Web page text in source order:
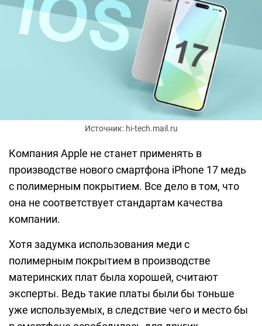
Источник: hi-tech.mail.ru
Компания Apple не станет применять в
производстве нового смартфона iPhone 17 медь
с полимерным покрытием. Все дело в том, что
она не соответствует стандартам качества
компании.
Хотя задумка использования меди с
полимерным покрытием в производстве
материнских плат была хорошей, считают
эксперты. Ведь такие платы были бы тоньше
уже используемых, в следствие чего и место бы